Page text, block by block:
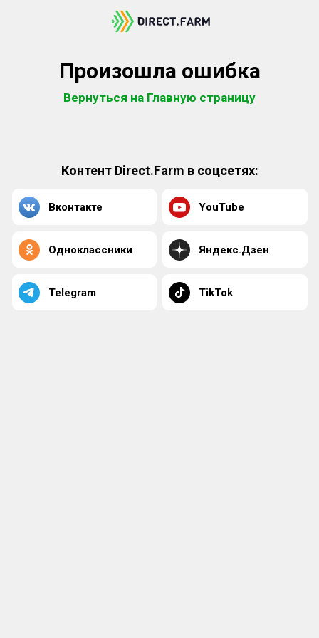
Произошла ошибка
Вернуться на Главную страницу
Контент Direct.Farm в соцсетях:
Вконтакте YouTube
Одноклассники Яндекс.Дзен
Telegram TikTok